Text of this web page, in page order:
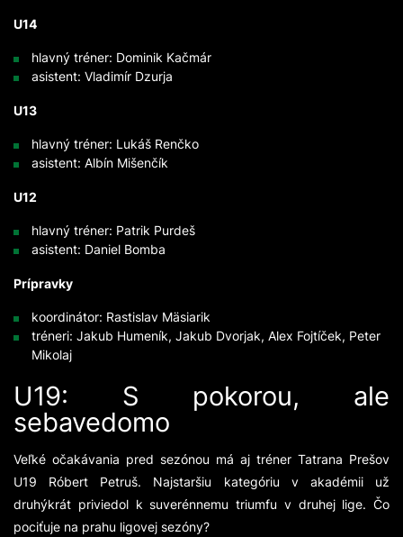
U14
hlavný tréner: Dominik Kačmár
asistent: Vladimír Dzurja
U13
hlavný tréner: Lukáš Renčko
asistent: Albín Mišenčík
U12
hlavný tréner: Patrik Purdeš
asistent: Daniel Bomba
Prípravky
koordinátor: Rastislav Mäsiarik
tréneri: Jakub Humeník, Jakub Dvorjak, Alex Fojtíček, Peter
Mikolaj
U19: S pokorou, ale
sebavedomo
Veľké očakávania pred sezónou má aj tréner Tatrana Prešov
U19 Róbert Petruš. Najstaršiu kategóriu v akadémii už
druhýkrát priviedol k suverénnemu triumfu v druhej lige. Čo
pociťuje na prahu ligovej sezóny?